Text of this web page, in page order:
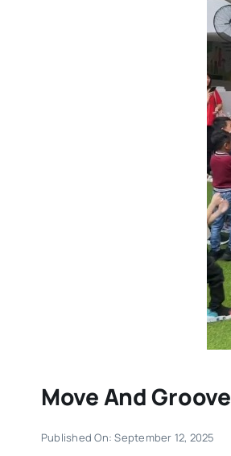
Move And Groove
Published On: September 12, 2025